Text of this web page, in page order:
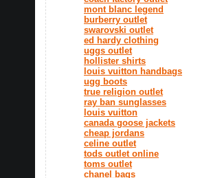
mont blanc legend
burberry outlet
swarovski outlet
ed hardy clothing
uggs outlet
hollister shirts
louis vuitton handbags
ugg boots
true religion outlet
ray ban sunglasses
louis vuitton
canada goose jackets
cheap jordans
celine outlet
tods outlet online
toms outlet
chanel bags